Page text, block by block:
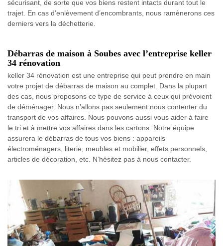
sécurisant, de sorte que vos biens restent intacts durant tout le
trajet. En cas d’enlèvement d’encombrants, nous ramènerons ces
derniers vers la déchetterie.
Débarras de maison à Soubes avec l’entreprise keller
34 rénovation
keller 34 rénovation est une entreprise qui peut prendre en main
votre projet de débarras de maison au complet. Dans la plupart
des cas, nous proposons ce type de service à ceux qui prévoient
de déménager. Nous n’allons pas seulement nous contenter du
transport de vos affaires. Nous pouvons aussi vous aider à faire
le tri et à mettre vos affaires dans les cartons. Notre équipe
assurera le débarras de tous vos biens : appareils
électroménagers, literie, meubles et mobilier, effets personnels,
articles de décoration, etc. N’hésitez pas à nous contacter.